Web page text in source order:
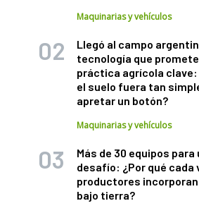
Maquinarias y vehículos
Llegó al campo
tecnología que
práctica agrícola clave:
el suelo fuera tan
apretar un botón?
Maquinarias y vehículos
Más de 30 equipos para
desafío: ¿Por qué cada
productores
bajo tierra?